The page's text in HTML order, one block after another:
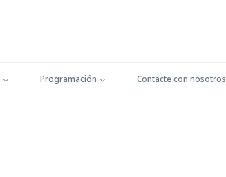
Programación Contacte con nosotros